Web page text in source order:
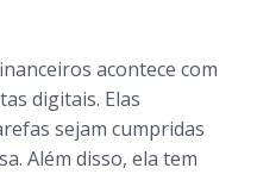
acontece com
digitais. Elas
sejam cumpridas
Além disso, ela tem